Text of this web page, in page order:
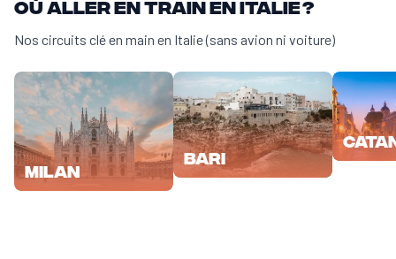
Où aller en train en Italie ?
Nos circuits clé en main en Italie (sans avion ni voiture)
Milan
Bari